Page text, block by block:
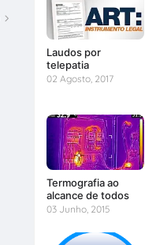
Laudos por
telepatia
02 Agosto, 2017
Termografia ao
alcance de todos
03 Junho, 2015